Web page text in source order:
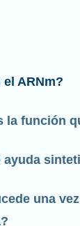
el ARNm?
la función
ayuda
una